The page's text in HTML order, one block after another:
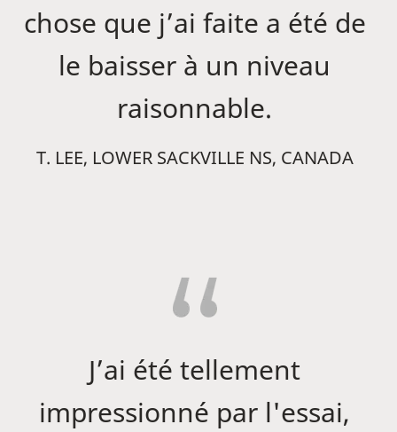
chose que j’ai faite a été de
le baisser à un niveau
raisonnable.
T. LEE, LOWER SACKVILLE NS, CANADA
J’ai été tellement
impressionné par l'essai,